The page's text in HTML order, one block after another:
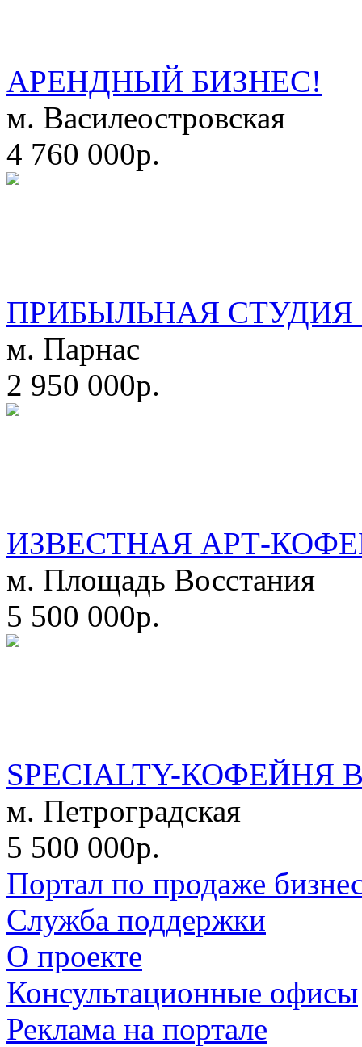
АРЕНДНЫЙ БИЗНЕС!
м. Василеостровская
4 760 000р.
ПРИБЫЛЬНАЯ СТУДИЯ
м. Парнас
2 950 000р.
ИЗВЕСТНАЯ АРТ-
м. Площадь Восстания
5 500 000р.
SPECIALTY-
м. Петроградская
5 500 000р.
Портал по продаже
Служба поддержки
О проекте
Консультационные офисы
Реклама на портале